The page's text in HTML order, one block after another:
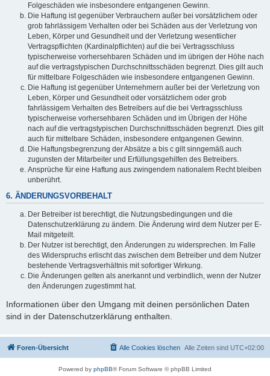
Folgeschäden wie insbesondere entgangenen Gewinn.
Die Haftung ist gegenüber Verbrauchern außer bei vorsätzlichem oder
grob fahrlässigem Verhalten oder bei Schäden aus der Verletzung von
Leben, Körper und Gesundheit und der Verletzung wesentlicher
Vertragspflichten (Kardinalpflichten) auf die bei Vertragsschluss
typischerweise vorhersehbaren Schäden und im übrigen der Höhe nach
auf die vertragstypischen Durchschnittsschäden begrenzt. Dies gilt auch
für mittelbare Folgeschäden wie insbesondere entgangenen Gewinn.
Die Haftung ist gegenüber Unternehmern außer bei der Verletzung von
Leben, Körper und Gesundheit oder vorsätzlichem oder grob
fahrlässigem Verhalten des Betreibers auf die bei Vertragsschluss
typischerweise vorhersehbaren Schäden und im Übrigen der Höhe
nach auf die vertragstypischen Durchschnittsschäden begrenzt. Dies gilt
auch für mittelbare Schäden, insbesondere entgangenen Gewinn.
Die Haftungsbegrenzung der Absätze a bis c gilt sinngemäß auch
zugunsten der Mitarbeiter und Erfüllungsgehilfen des Betreibers.
Ansprüche für eine Haftung aus zwingendem nationalem Recht bleiben
unberührt.
6. ÄNDERUNGSVORBEHALT
Der Betreiber ist berechtigt, die Nutzungsbedingungen und die
Datenschutzerklärung zu ändern. Die Änderung wird dem Nutzer per E-
Mail mitgeteilt.
Der Nutzer ist berechtigt, den Änderungen zu widersprechen. Im Falle
des Widerspruchs erlischt das zwischen dem Betreiber und dem Nutzer
bestehende Vertragsverhältnis mit sofortiger Wirkung.
Die Änderungen gelten als anerkannt und verbindlich, wenn der Nutzer
den Änderungen zugestimmt hat.
Informationen über den Umgang mit deinen persönlichen Daten
sind in der Datenschutzerklärung enthalten.
Foren-Übersicht Alle Zeiten sind UTC+02:00
Alle Cookies löschen
Powered by phpBB® Forum Software © phpBB Limited